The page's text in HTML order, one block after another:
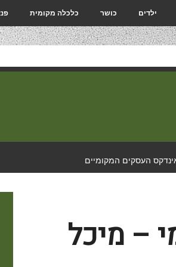
ילדים כושר כלכלה מקומית
העסקים המקומיים
– מיכל